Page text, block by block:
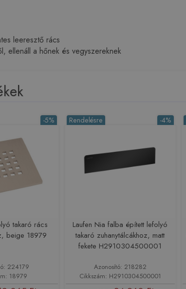
leeresztő rács
ellenáll a hőnek és vegyszereknek
-5%
takaró rács
beige 18979
224179
18979
-4%
Rendelésre
Laufen Nia falba épített lefolyó
takaró zuhanytálcákhoz, matt
fekete H2910304500001
Azonosító: 218282
Cikkszám: H2910304500001